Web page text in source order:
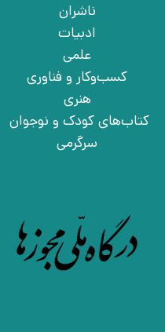
ناشران
ادبیات
علمی
کسب‌وکار و فناوری
هنری
کتاب‌های کودک و نوجوان
سرگرمی